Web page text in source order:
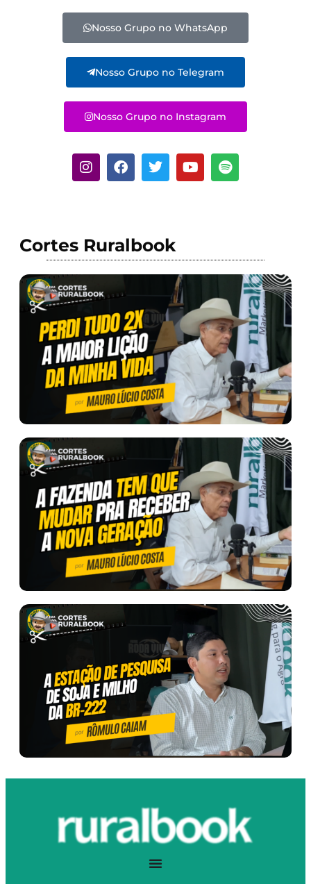
Nosso Grupo no WhatsApp
Nosso Grupo no Telegram
Nosso Grupo no Instagram
Cortes Ruralbook